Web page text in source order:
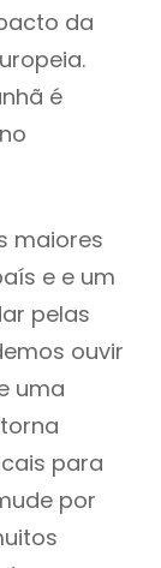
da
é
maiores
e e um
pelas
ouvir
uma
para
por